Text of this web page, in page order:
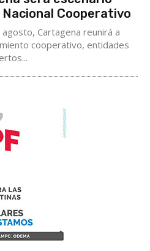
Nacional Cooperativo
Cartagena reunirá a
cooperativo, entidades